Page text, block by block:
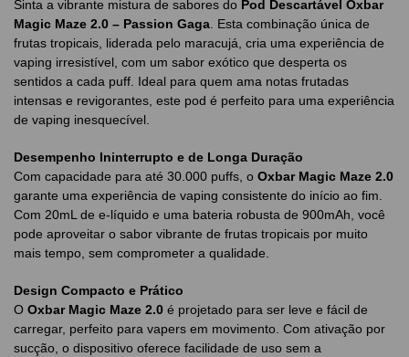
Sinta a vibrante mistura de sabores do Pod Descartável Oxbar
Magic Maze 2.0 – Passion Gaga. Esta combinação única de
frutas tropicais, liderada pelo maracujá, cria uma experiência de
vaping irresistível, com um sabor exótico que desperta os
sentidos a cada puff. Ideal para quem ama notas frutadas
intensas e revigorantes, este pod é perfeito para uma experiência
de vaping inesquecível.
Desempenho Ininterrupto e de Longa Duração
Com capacidade para até 30.000 puffs, o Oxbar Magic Maze 2.0
garante uma experiência de vaping consistente do início ao fim.
Com 20mL de e-líquido e uma bateria robusta de 900mAh, você
pode aproveitar o sabor vibrante de frutas tropicais por muito
mais tempo, sem comprometer a qualidade.
Design Compacto e Prático
O Oxbar Magic Maze 2.0 é projetado para ser leve e fácil de
carregar, perfeito para vapers em movimento. Com ativação por
sucção, o dispositivo oferece facilidade de uso sem a